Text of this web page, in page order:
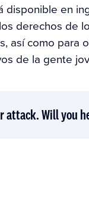
en
derechos de
así como para
de la gente
attack. Will you